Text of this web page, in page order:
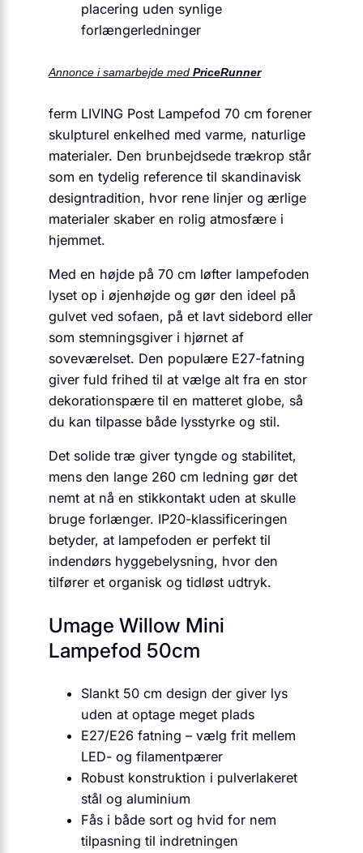
placering uden synlige
forlængerledninger
Annonce i samarbejde med PriceRunner
ferm LIVING Post Lampefod 70 cm forener
skulpturel enkelhed med varme, naturlige
materialer. Den brunbejdsede trækrop står
som en tydelig reference til skandinavisk
designtradition, hvor rene linjer og ærlige
materialer skaber en rolig atmosfære i
hjemmet.
Med en højde på 70 cm løfter lampefoden
lyset op i øjenhøjde og gør den ideel på
gulvet ved sofaen, på et lavt sidebord eller
som stemningsgiver i hjørnet af
soveværelset. Den populære E27-fatning
giver fuld frihed til at vælge alt fra en stor
dekorationspære til en matteret globe, så
du kan tilpasse både lysstyrke og stil.
Det solide træ giver tyngde og stabilitet,
mens den lange 260 cm ledning gør det
nemt at nå en stikkontakt uden at skulle
bruge forlænger. IP20-klassificeringen
betyder, at lampefoden er perfekt til
indendørs hyggebelysning, hvor den
tilfører et organisk og tidløst udtryk.
Umage Willow Mini
Lampefod 50cm
Slankt 50 cm design der giver lys
uden at optage meget plads
E27/E26 fatning – vælg frit mellem
LED- og filamentpærer
Robust konstruktion i pulverlakeret
stål og aluminium
Fås i både sort og hvid for nem
tilpasning til indretningen